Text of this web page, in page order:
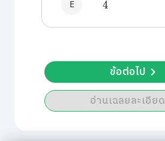
E 4
อ่านเฉลยละเอียด
ข้อต่อไป